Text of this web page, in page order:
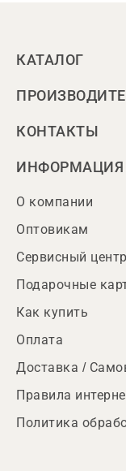
КАТАЛОГ
КОНТАКТЫ
ИНФОРМАЦИЯ
О компании
Оптовикам
Сервисный центр
Подарочные
Как купить
Оплата
Доставка /
Правила
Политика